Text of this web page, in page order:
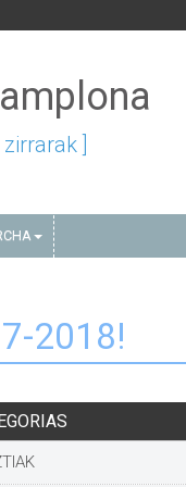
]
2018!